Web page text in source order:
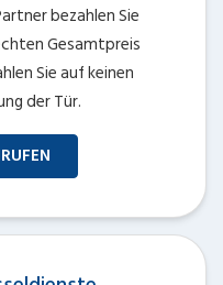
bezahlen Sie
Gesamtpreis
Sie auf keinen
der Tür.